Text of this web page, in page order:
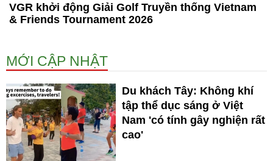
VGR khởi động Giải Golf Truyền thống Vietnam
& Friends Tournament 2026
MỚI CẬP NHẬT
Du khách Tây: Không khí
tập thể dục sáng ở Việt
Nam 'có tính gây nghiện rất
cao'